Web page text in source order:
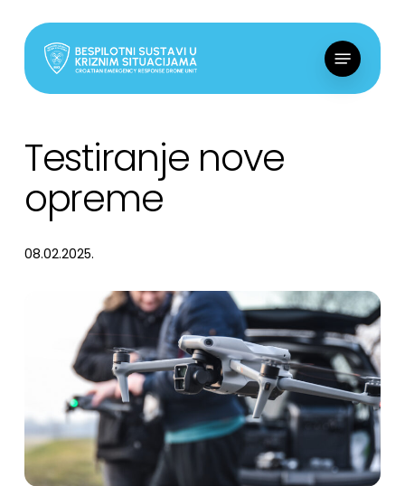
content
Menu
Testiranje nove
opreme
08.02.2025.